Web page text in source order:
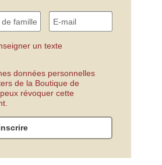
un texte
données personnelles
de la Boutique de
révoquer cette